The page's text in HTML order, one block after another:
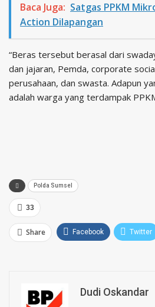
Baca Juga: Satgas PPKM
Action Dilapangan
“Beras tersebut berasal dari
dan jajaran, Pemda, corporate
perusahaan, dan swasta. Adapun
adalah warga yang terdampak
Polda Sumsel
33
Share Facebook Twitter
Dudi Oskandar